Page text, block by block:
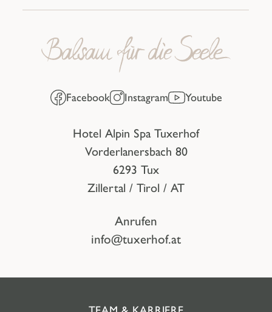
Facebook Instagram Youtube
Hotel Alpin Spa Tuxerhof
Vorderlanersbach 80
6293 Tux
Zillertal / Tirol / AT
Anrufen
info@tuxerhof.at